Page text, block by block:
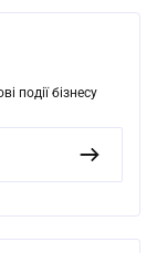
події бізнесу